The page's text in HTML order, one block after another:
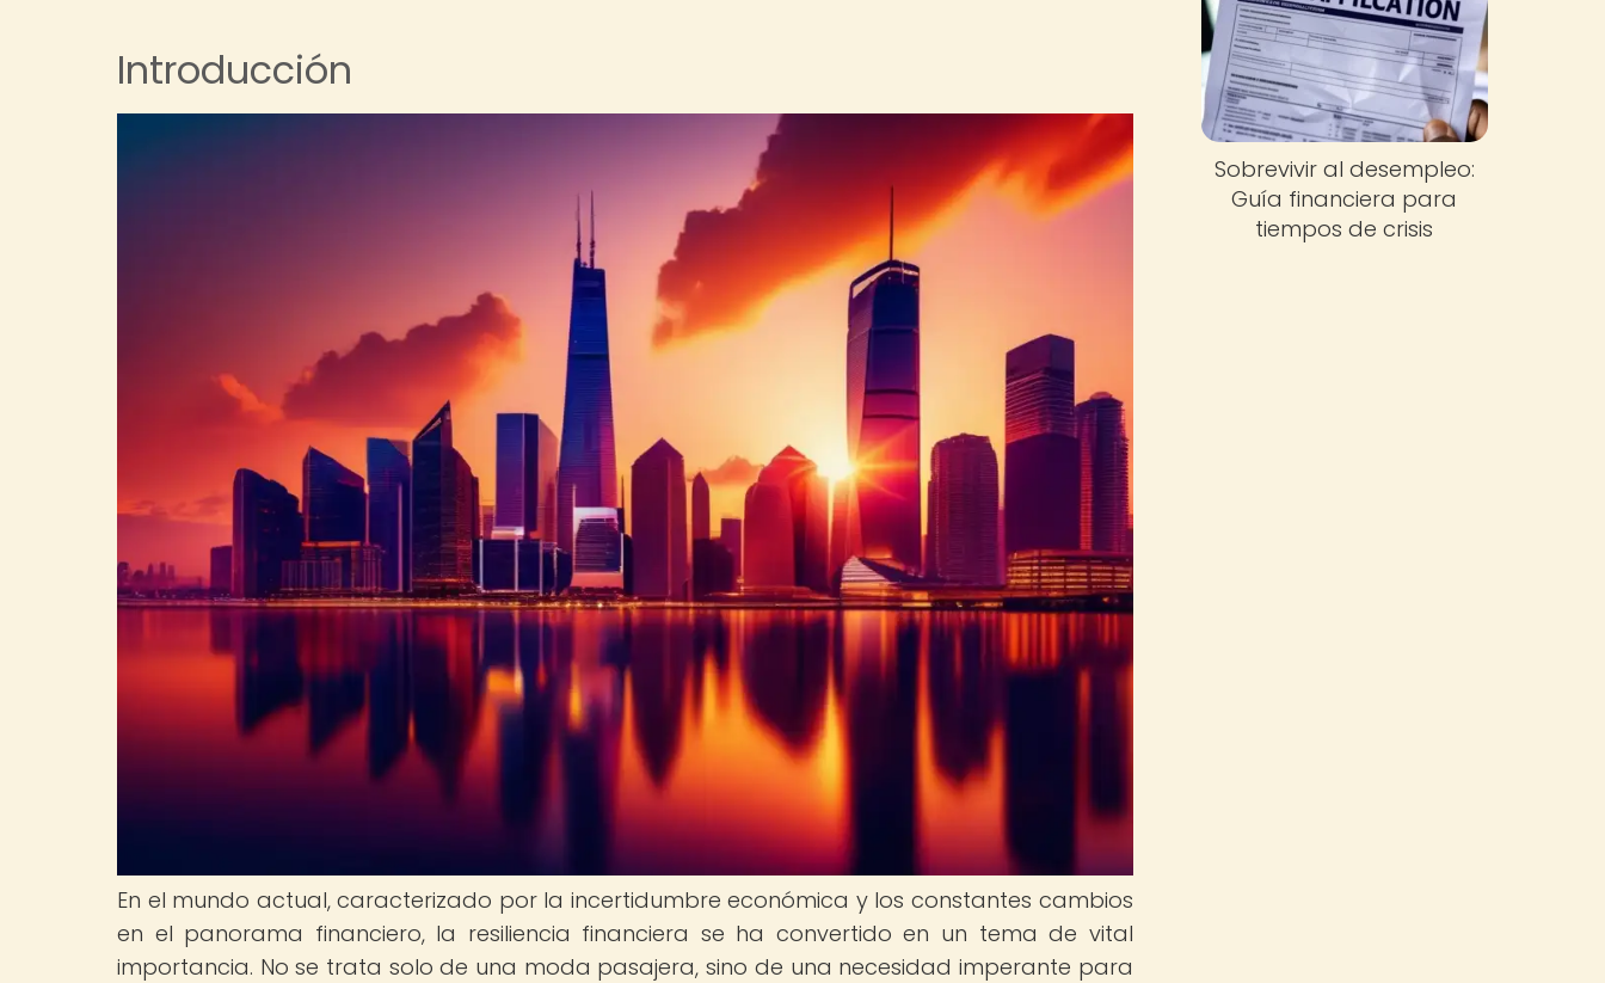
Introducción
En el mundo actual, caracterizado por la incertidumbre económica y los constantes cambios
en el panorama financiero, la resiliencia financiera se ha convertido en un tema de vital
importancia. No se trata solo de una moda pasajera, sino de una necesidad imperante para
Sobrevivir al desempleo:
Guía financiera para
tiempos de crisis